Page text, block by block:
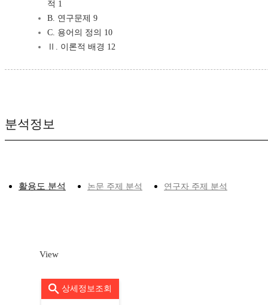
적 1
B. 연구문제 9
C. 용어의 정의 10
Ⅱ. 이론적 배경 12
분석정보
활용도 분석 논문 주제 분석 연구자 주제 분석
View
상세정보조회